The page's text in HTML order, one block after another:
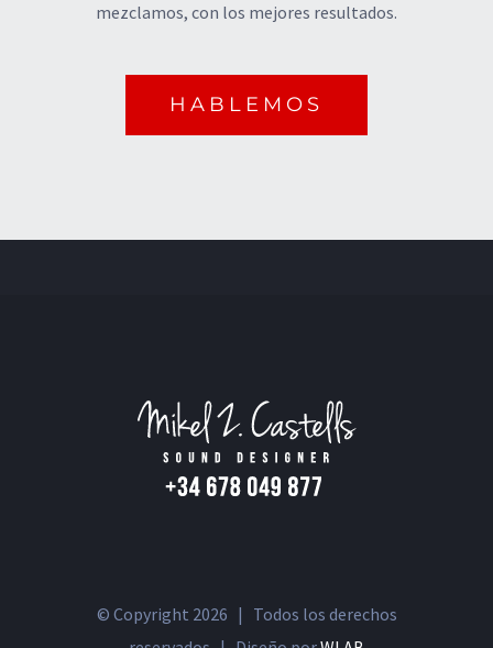
mezclamos, con los mejores resultados.
HABLEMOS
© Copyright 2026 | Todos los derechos